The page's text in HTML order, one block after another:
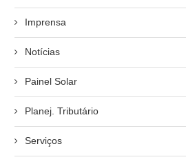
Imprensa
Notícias
Painel Solar
Planej. Tributário
Serviços